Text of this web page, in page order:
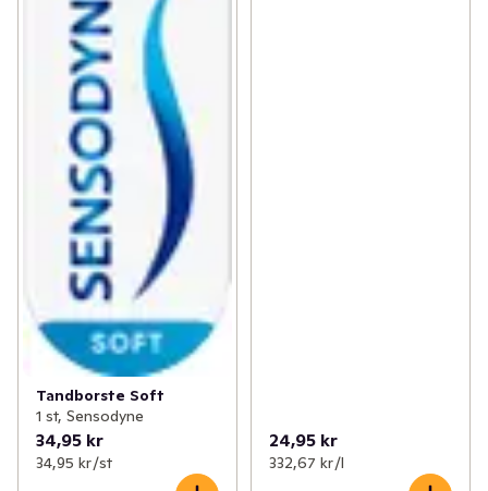
Tandborste Soft
1 st, Sensodyne
34,95 kr
34,95 kr /st
24,95 kr
332,67 kr /l